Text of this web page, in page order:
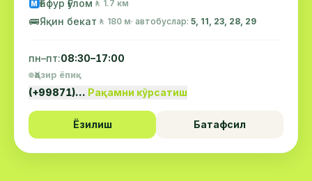
М Ғафур Ғулом 🚶 1.7 км
🚌Яқин бекат 🚶 180 м· автобуслар: 5, 11, 23, 28, 29
пн–пт:08:30–17:00
Ҳозир ёпиқ
(+99871)… Рақамни кўрсатиш
Ёзилиш Батафсил